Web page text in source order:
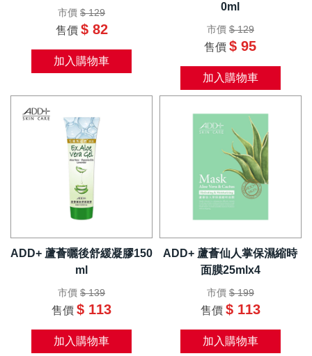
市價 $ 129
售價 $ 82
加入購物車
0ml
市價 $ 129
售價 $ 95
加入購物車
ADD+ 蘆薈曬後舒緩凝膠150
ml
市價 $ 139
售價 $ 113
加入購物車
ADD+ 蘆薈仙人掌保濕縮時
面膜25mlx4
市價 $ 199
售價 $ 113
加入購物車